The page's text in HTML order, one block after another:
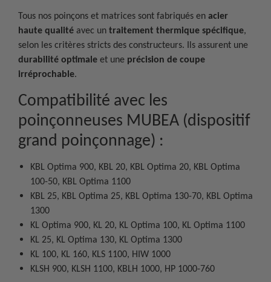
Tous nos poinçons et matrices sont fabriqués en acier
haute qualité avec un traitement thermique spécifique,
selon les critères stricts des constructeurs. Ils assurent une
durabilité optimale et une précision de coupe
irréprochable.
Compatibilité avec les
poinçonneuses MUBEA (dispositif
grand poinçonnage) :
KBL Optima 900, KBL 20, KBL Optima 20, KBL Optima
100-50, KBL Optima 1100
KBL 25, KBL Optima 25, KBL Optima 130-70, KBL Optima
1300
KL Optima 900, KL 20, KL Optima 100, KL Optima 1100
KL 25, KL Optima 130, KL Optima 1300
KL 100, KL 160, KLS 1100, HIW 1000
KLSH 900, KLSH 1100, KBLH 1000, HP 1000-760